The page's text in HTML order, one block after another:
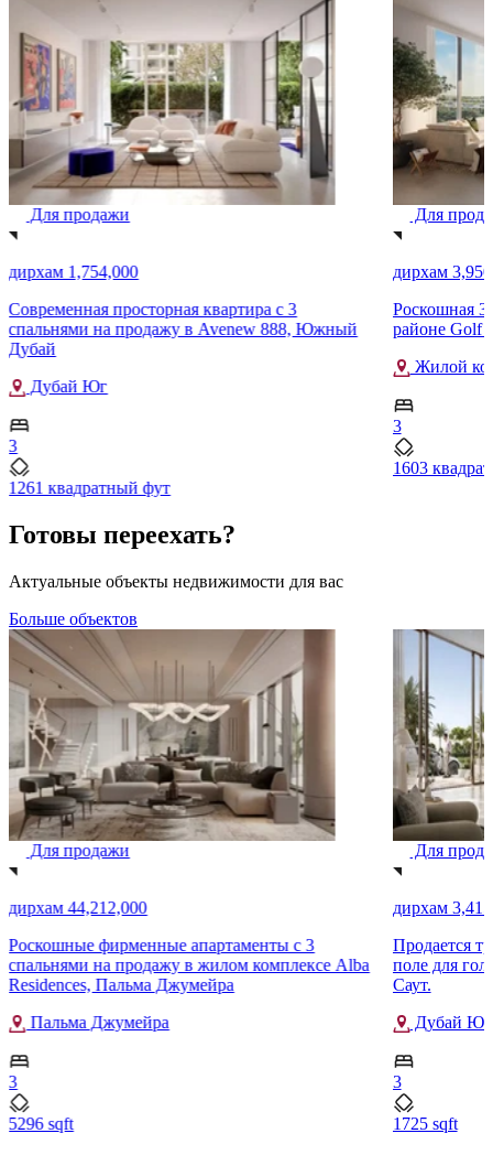
Для продажи
дирхам 1,754,000
Современная просторная квартира с 3
спальнями на продажу в Avenew 888, Южный
Дубай
Дубай Юг
3
1261 квадратный фут
Для
дирхам
Роскошная
районе Golf
Жилой
3
1603
Готовы переехать?
Актуальные объекты недвижимости для вас
Больше объектов
Для продажи
дирхам 44,212,000
Роскошные фирменные апартаменты с 3
спальнями на продажу в жилом комплексе Alba
Residences, Пальма Джумейра
Пальма Джумейра
3
5296 sqft
Для
дирхам
Продается
поле для
Саут.
Дубай Юг
3
1725 sqft